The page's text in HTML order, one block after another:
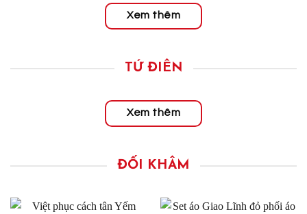
Xem thêm
TỨ ĐIÊN
Xem thêm
ĐỐI KHÂM